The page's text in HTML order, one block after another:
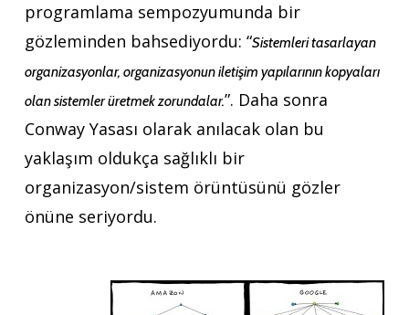
programlama sempozyumunda bir
gözleminden bahsediyordu: “Sistemleri tasarlayan
organizasyonlar, organizasyonun iletişim yapılarının kopyaları
olan sistemler üretmek zorundalar.”. Daha sonra
Conway Yasası olarak anılacak olan bu
yaklaşım oldukça sağlıklı bir
organizasyon/sistem örüntüsünü gözler
önüne seriyordu.